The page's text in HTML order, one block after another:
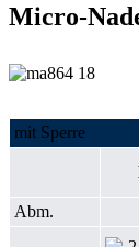
Micro-
mit Sperre
Abm.